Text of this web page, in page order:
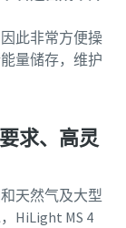
此非常方便操
量储存，维护
求、高灵
天然气及大型
HiLight MS 4